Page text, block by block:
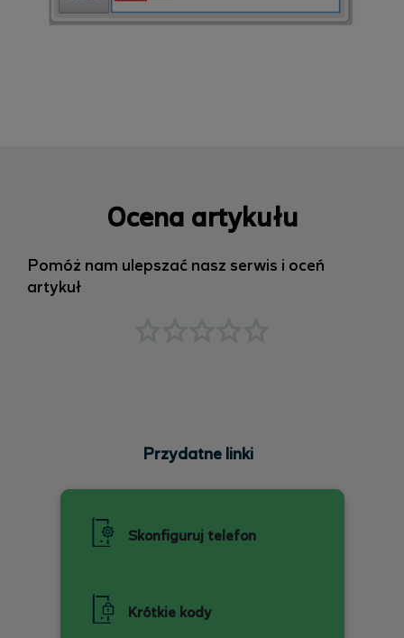
Ocena artykułu
Pomóż nam ulepszać nasz serwis i oceń
artykuł
Przydatne linki
Skonfiguruj telefon
Krótkie kody